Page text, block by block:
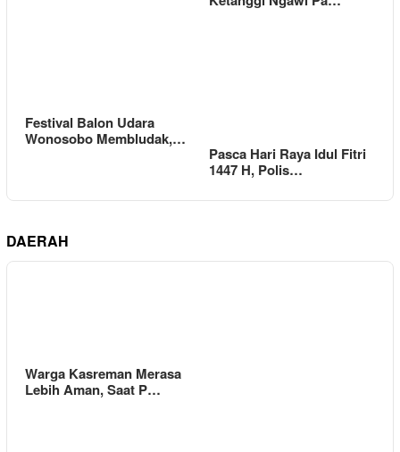
Festival Balon Udara
Wonosobo Membludak,…
Pasca Hari Raya Idul Fitri
1447 H, Polis…
DAERAH
Warga Kasreman Merasa
Lebih Aman, Saat P…